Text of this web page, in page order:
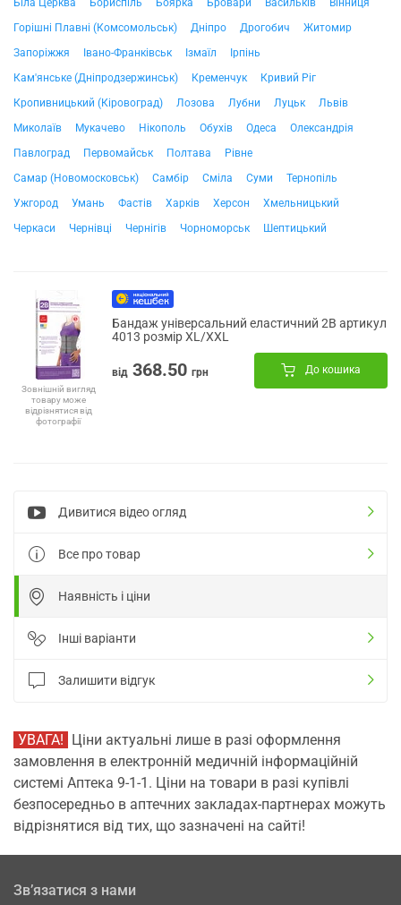
Горішні Плавні (Комсомольськ)
Дніпро Дрогобич
Житомир
Запоріжжя
Івано-Франківськ Ізмаїл
Ірпінь
Кам'янське (Дніпродзержинськ)
Кременчук
Кривий Ріг
Кропивницький (Кіровоград)
Лозова Лубни Луцьк
Львів
Миколаїв
Мукачево Нікополь Обухів Одеса
Олександрія
Павлоград
Первомайськ Полтава
Рівне
Самар (Новомосковськ)
Самбір Сміла Суми
Тернопіль
Ужгород
Умань Фастів Харків Херсон
Хмельницький
Черкаси
Чернівці Чернігів Чорноморськ Шептицький
Зовнішній вигляд
товару може
відрізнятися від
фотографії
Бандаж універсальний еластичний 2B артикул
4013 розмір XL/XXL
від 368.50 грн До кошика
Дивитися відео огляд
Все про товар
Наявність і ціни
Інші варіанти
Залишити відгук
УВАГА! Ціни актуальні лише в разі оформлення
замовлення в електронній медичній інформаційній
системі Аптека 9-1-1. Ціни на товари в разі купівлі
безпосередньо в аптечних закладах-партнерах можуть
відрізнятися від тих, що зазначені на сайті!
Зв’язатися з нами